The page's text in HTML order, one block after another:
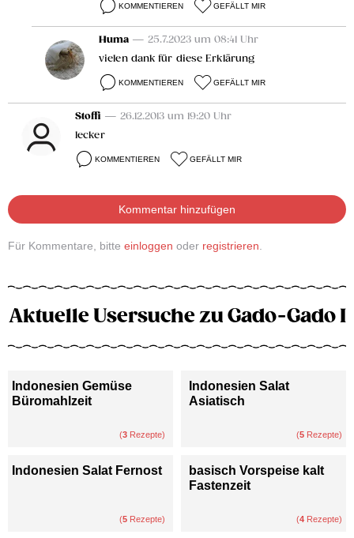
KOMMENTIEREN GEFÄLLT MIR
Huma — 25.7.2023 um 08:41 Uhr
vielen dank für diese Erklärung
KOMMENTIEREN GEFÄLLT MIR
Stoffi — 26.12.2013 um 19:20 Uhr
lecker
KOMMENTIEREN GEFÄLLT MIR
Kommentar hinzufügen
Für Kommentare, bitte einloggen oder registrieren
Aktuelle Usersuche zu Gado-Gado I
Indonesien Gemüse
Büromahlzeit
(3 Rezepte)
Indonesien Salat
Asiatisch
(5 Rezepte)
Indonesien Salat Fernost
(5 Rezepte)
basisch Vorspeise kalt
Fastenzeit
(4 Rezepte)